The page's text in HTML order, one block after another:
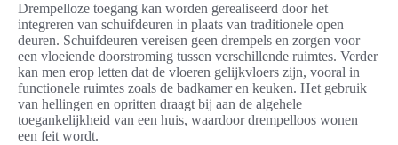
Drempelloze toegang kan worden gerealiseerd door het
integreren van schuifdeuren in plaats van traditionele open
deuren. Schuifdeuren vereisen geen drempels en zorgen voor
een vloeiende doorstroming tussen verschillende ruimtes. Verder
kan men erop letten dat de vloeren gelijkvloers zijn, vooral in
functionele ruimtes zoals de badkamer en keuken. Het gebruik
van hellingen en opritten draagt bij aan de algehele
toegankelijkheid van een huis, waardoor drempelloos wonen
een feit wordt.